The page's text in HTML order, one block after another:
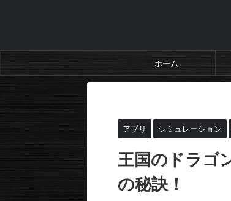
ホーム
アプリ シミュレーション
王国のドラゴ
の秘訣！